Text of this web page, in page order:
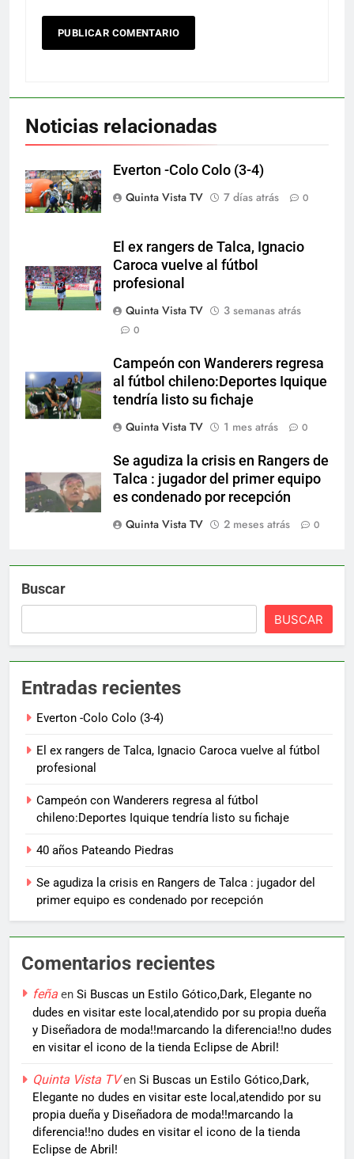
Noticias relacionadas
Everton -Colo Colo (3-4)
Quinta Vista TV
7 días atrás 0
El ex rangers de Talca, Ignacio
Caroca vuelve al fútbol
profesional
Quinta Vista TV
3 semanas atrás
0
Campeón con Wanderers regresa
al fútbol chileno:Deportes Iquique
tendría listo su fichaje
Quinta Vista TV
1 mes atrás 0
Se agudiza la crisis en Rangers de
Talca : jugador del primer equipo
es condenado por recepción
Quinta Vista TV
2 meses atrás 0
Buscar
BUSCAR
Entradas recientes
Everton -Colo Colo (3-4)
El ex rangers de Talca, Ignacio Caroca vuelve al fútbol
profesional
Campeón con Wanderers regresa al fútbol
chileno:Deportes Iquique tendría listo su fichaje
40 años Pateando Piedras
Se agudiza la crisis en Rangers de Talca : jugador del
primer equipo es condenado por recepción
Comentarios recientes
feña en Si Buscas un Estilo Gótico,Dark, Elegante no
dudes en visitar este local,atendido por su propia dueña
y Diseñadora de moda!!marcando la diferencia!!no dudes
en visitar el icono de la tienda Eclipse de Abril!
Quinta Vista TVen Si Buscas un Estilo Gótico,Dark,
Elegante no dudes en visitar este local,atendido por su
propia dueña y Diseñadora de moda!!marcando la
diferencia!!no dudes en visitar el icono de la tienda
Eclipse de Abril!